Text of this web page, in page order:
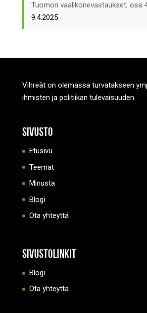
Tuomon vaalikonevastaukset, osa
9.4.2025
Vihreät on olemassa turvatakseen
ihmisten ja politiikan tulevaisuuden.
Sivusto
Etusivu
Teemat
Minusta
Blogi
Ota yhteyttä
Sivustolinkit
Blogi
Ota yhteyttä